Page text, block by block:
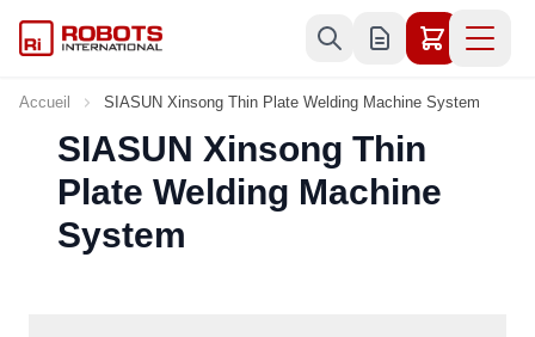
Accueil SIASUN Xinsong Thin Plate Welding Machine System
SIASUN Xinsong Thin
Plate Welding Machine
System